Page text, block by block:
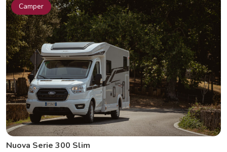
Camper
Nuova Serie 300 Slim